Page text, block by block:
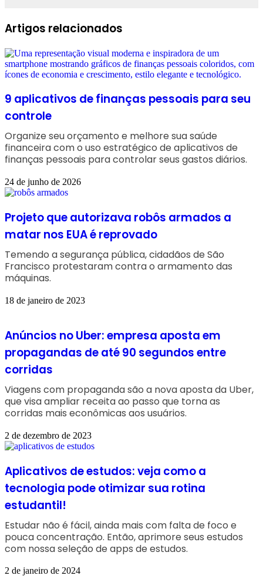
Facebook
Linkedin
WhatsApp
Telegram
Artigos relacionados
9 aplicativos de finanças pessoais para seu
controle
Organize seu orçamento e melhore sua saúde
financeira com o uso estratégico de aplicativos de
finanças pessoais para controlar seus gastos diários.
24 de junho de 2026
Projeto que autorizava robôs armados a
matar nos EUA é reprovado
Temendo a segurança pública, cidadãos de São
Francisco protestaram contra o armamento das
máquinas.
18 de janeiro de 2023
Anúncios no Uber: empresa aposta em
propagandas de até 90 segundos entre
corridas
Viagens com propaganda são a nova aposta da Uber,
que visa ampliar receita ao passo que torna as
corridas mais econômicas aos usuários.
2 de dezembro de 2023
Aplicativos de estudos: veja como a
tecnologia pode otimizar sua rotina
estudantil!
Estudar não é fácil, ainda mais com falta de foco e
pouca concentração. Então, aprimore seus estudos
com nossa seleção de apps de estudos.
2 de janeiro de 2024